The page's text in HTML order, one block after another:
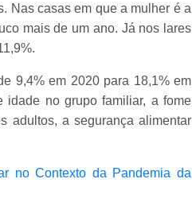
Nas casas em que a mulher é a
mais de um ano. Já nos lares
9,4% em 2020 para 18,1% em
idade no grupo familiar, a fome
adultos, a segurança alimentar
no Contexto da Pandemia da